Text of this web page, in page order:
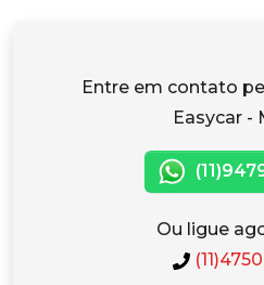
Entre em contato
Easycar -
Ou ligue